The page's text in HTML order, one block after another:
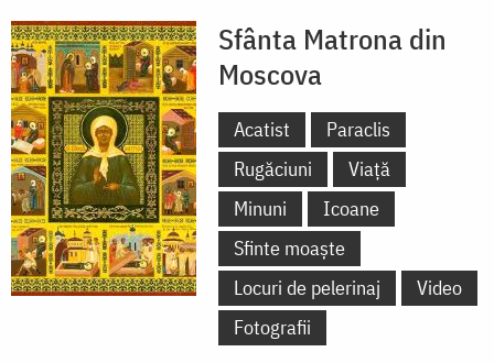
Sfânta Matrona din
Moscova
Acatist
Paraclis
Rugăciuni
Viață
Minuni
Icoane
Sfinte moaște
Locuri de pelerinaj
Video
Fotografii